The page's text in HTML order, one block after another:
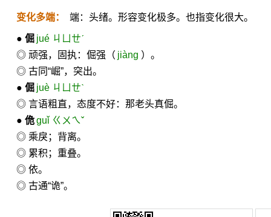
变化多端： 端：头绪。形容变化极多。也指变化很大。
● 倔 jué ㄐㄩㄝˊ
◎ 顽强，固执：倔强（ jiàng ）。
◎ 古同“崛”，突出。
● 倔 juè ㄐㄩㄝˋ
◎ 言语粗直，态度不好：那老头真倔。
● 佹guǐ ㄍㄨㄟˇ
◎ 乘戾；背离。
◎ 累积；重叠。
◎ 依。
◎ 古通“诡”。